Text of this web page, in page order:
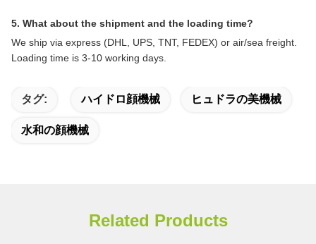
5. What about the shipment and the loading time?
We ship via express (DHL, UPS, TNT, FEDEX) or air/sea freight.
Loading time is 3-10 working days.
タグ: ハイドロ顔機械 ヒュドラの美機械
水和の顔機械
Related Products